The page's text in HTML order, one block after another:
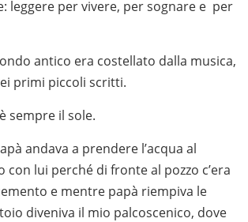
leggere per vivere, per sognare e per
antico era costellato dalla musica,
primi piccoli scritti.
sempre il sole.
andava a prendere l’acqua al
con lui perché di fronte al pozzo c’era
e mentre papà riempiva le
diveniva il mio palcoscenico, dove